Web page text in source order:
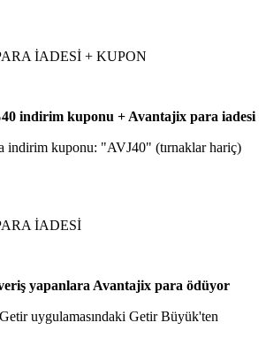
İADESİ + KUPON
indirim kuponu + Avantajix para iadesi
indirim kuponu: "AVJ40" (tırnaklar hariç)
İADESİ
yapanlara Avantajix para ödüyor
uygulamasındaki Getir Büyük'ten